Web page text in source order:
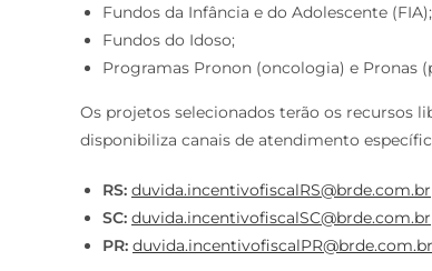
Fundos da Infância e do Adolescente (FIA);
Fundos do Idoso;
Programas Pronon (oncologia) e Pronas
Os projetos selecionados terão os recursos
disponibiliza canais de atendimento
RS: duvida.incentivofiscalRS@brde.com.br
SC: duvida.incentivofiscalSC@brde.com.br
PR: duvida.incentivofiscalPR@brde.com.br